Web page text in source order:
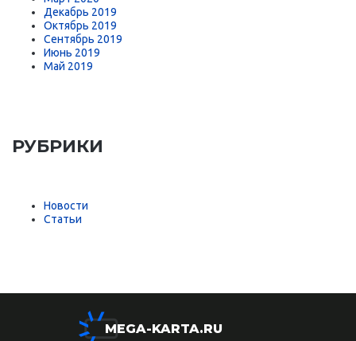
Декабрь 2019
Октябрь 2019
Сентябрь 2019
Июнь 2019
Май 2019
РУБРИКИ
Новости
Статьи
MEGA-KARTA.RU